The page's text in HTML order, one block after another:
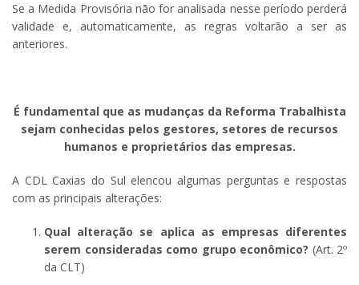
Se a Medida Provisória não for analisada nesse período perderá
validade e, automaticamente, as regras voltarão a ser as
anteriores.
É fundamental que as mudanças da Reforma Trabalhista
sejam conhecidas pelos gestores, setores de recursos
humanos e proprietários das empresas.
A CDL Caxias do Sul elencou algumas perguntas e respostas
com as principais alterações:
Qual alteração se aplica as empresas diferentes
serem consideradas como grupo econômico? (Art. 2º
da CLT)